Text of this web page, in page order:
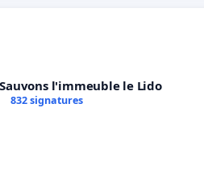
Sauvons l'immeuble le Lido
832 signatures